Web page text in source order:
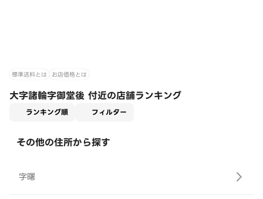
標準送料とは お店価格とは
大字諸輪字御堂後 付近の店舗ランキング
ランキング順 フィルター
その他の住所から探す
字曙